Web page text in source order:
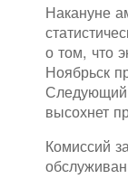
Накануне
о том, что
Ноябрьск
Следующий
высохнет
Комиссий